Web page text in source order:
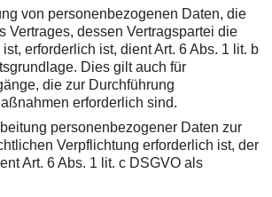
von personenbezogenen Daten, die
Vertrages, dessen Vertragspartei die
erforderlich ist, dient Art. 6 Abs. 1 lit. b
Dies gilt auch für
die zur Durchführung
erforderlich sind.
personenbezogener Daten zur
Verpflichtung erforderlich ist, der
Art. 6 Abs. 1 lit. c DSGVO als